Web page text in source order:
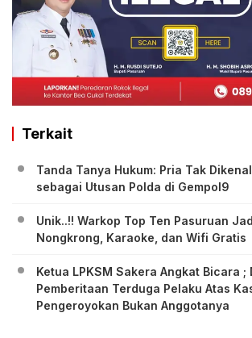
Terkait
Tanda Tanya Hukum: Pria Tak
sebagai Utusan Polda di Gempol9
Unik..!! Warkop Top Ten Pasuruan
Nongkrong, Karaoke, dan Wifi Gratis
Ketua LPKSM Sakera Angkat Bicara ;
Pemberitaan Terduga Pelaku Atas
Pengeroyokan Bukan Anggotanya